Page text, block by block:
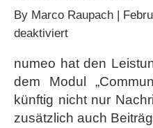
By Marco Raupach |
deaktiviertfür
Confact
unterstützt
Kommunikation
numeo hat den
dem Modul
künftig nicht nur
zusätzlich auch